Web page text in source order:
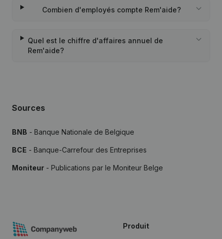
Combien d'employés compte Rem'aide?
Quel est le chiffre d'affaires annuel de
Rem'aide?
Sources
BNB - Banque Nationale de Belgique
BCE - Banque-Carrefour des Entreprises
Moniteur - Publications par le Moniteur Belge
Produit